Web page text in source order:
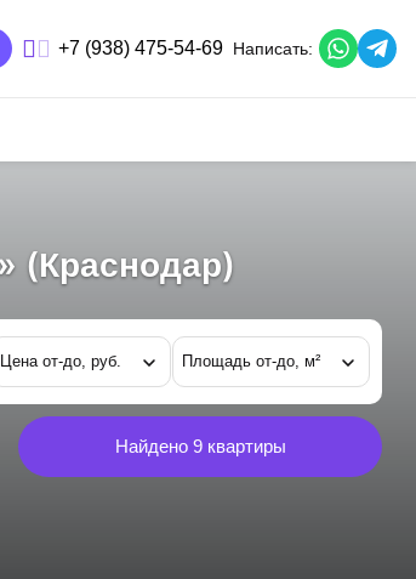
+7 (938) 475-54-69 Написать:
(Краснодар)
Цена от-до, руб. Площадь от-до, м²
Найдено 9квартиры